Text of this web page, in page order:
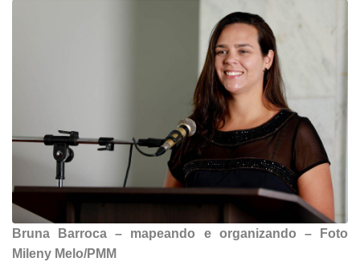
Bruna Barroca – mapeando e organizando – Foto
Mileny Melo/PMM